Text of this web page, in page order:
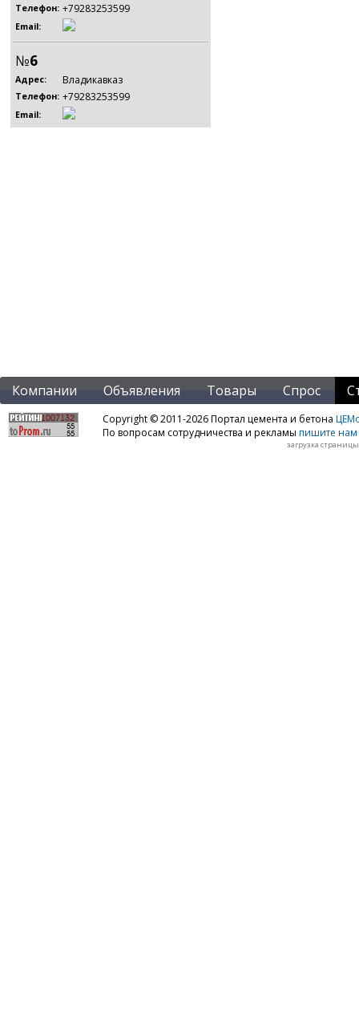
Телефон: +79283253599
Email:
№6
Адрес: Владикавказ
Телефон: +79283253599
Email:
Компании Объявления Товары Спрос
Copyright © 2011-2026 Портал цемента и бетона
По вопросам сотрудничества и рекламы пишите нам
загрузка